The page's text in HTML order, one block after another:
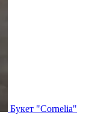
Букет "Cornelia"